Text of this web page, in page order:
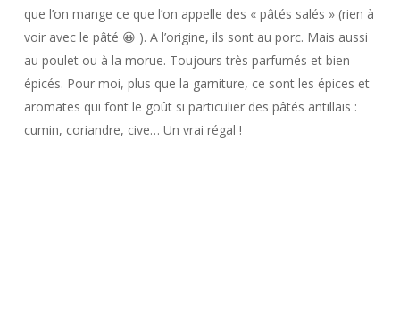
que l’on mange ce que l’on appelle des « pâtés salés » (rien à
voir avec le pâté 😀 ). A l’origine, ils sont au porc. Mais aussi
au poulet ou à la morue. Toujours très parfumés et bien
épicés. Pour moi, plus que la garniture, ce sont les épices et
aromates qui font le goût si particulier des pâtés antillais :
cumin, coriandre, cive… Un vrai régal !